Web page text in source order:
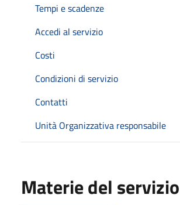
Tempi e scadenze
Accedi al servizio
Costi
Condizioni di servizio
Contatti
Unità Organizzativa responsabile
Materie del servizio